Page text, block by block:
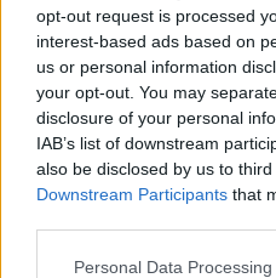
opt-out request is processed
interest-based ads based on
us or personal information
your opt-out. You may
disclosure of your personal
IAB’s list of downstream
also be disclosed by us to
Downstream Participants that
Personal Data